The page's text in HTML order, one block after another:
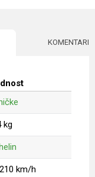
KOMENTARI
kg
km/h